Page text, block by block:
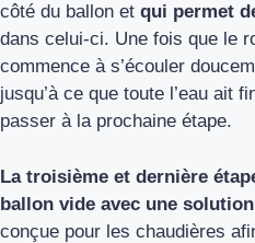
côté du ballon et qui permet
dans celui-ci. Une fois que le
commence à s’écouler
jusqu’à ce que toute l’eau ait
passer à la prochaine étape.
La troisième et dernière
ballon vide avec une
conçue pour les chaudières